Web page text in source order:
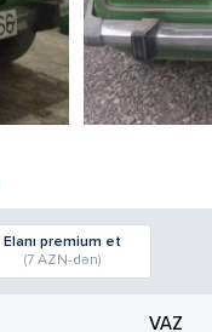
Elanı premium et
(7 AZN-dən)
VAZ